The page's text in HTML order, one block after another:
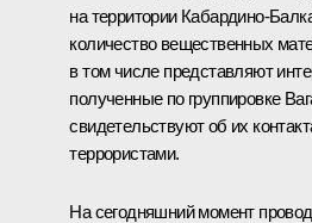
на территории Кабардино-
количество вещественных
в том числе представляют
полученные по группировке
свидетельствуют об их
террористами.
На сегодняшний момент